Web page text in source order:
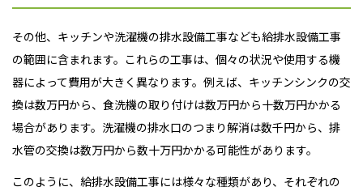
その他、キッチンや洗濯機の排水設備工事なども給排水設備工事
の範囲に含まれます。これらの工事は、個々の状況や使用する機
器によって費用が大きく異なります。例えば、キッチンシンクの交
換は数万円から、食洗機の取り付けは数万円から十数万円かかる
場合があります。洗濯機の排水口のつまり解消は数千円から、排
水管の交換は数万円から数十万円かかる可能性があります。
このように、給排水設備工事には様々な種類があり、それぞれの